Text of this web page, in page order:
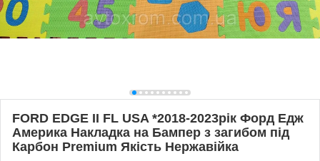
FORD EDGE II FL USA *2018-2023рік Форд Едж
Америка Накладка на Бампер з загибом під
Карбон Premium Якість Нержавійка